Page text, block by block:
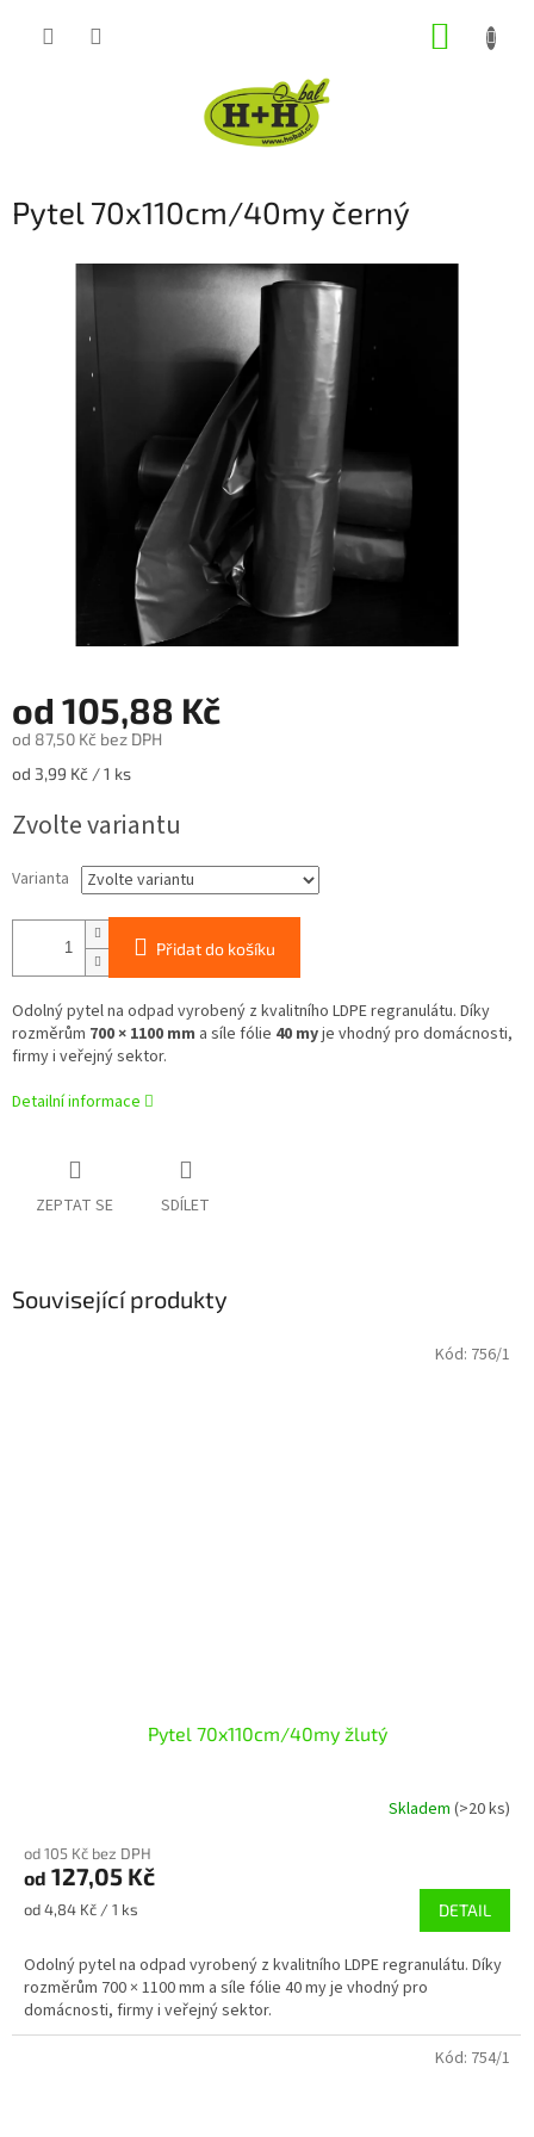
Pytel 70x110cm/40my černý
od 105,88 Kč
od 87,50 Kč bez DPH
Měrná
od 3,99 Kč / 1 ks
Zvolte variantu
Varianta
Přidat do košíku
Odolný pytel na odpad vyrobený z kvalitního LDPE regranulátu. Díky
rozměrům 700 × 1100 mm a síle fólie 40 myje vhodný pro domácnosti,
firmy i veřejný sektor.
Detailní informace
ZEPTAT SE SDÍLET
Související produkty
Pytel 70x110cm/40my žlutý
Skladem (>20 ks)
od 105 Kč bez DPH
od 127,05 Kč
Měrná
od 4,84 Kč / 1 ks DETAIL
Odolný pytel na odpad vyrobený z kvalitního LDPE regranulátu. Díky
rozměrům 700 × 1100 mm a síle fólie 40 my je vhodný pro
domácnosti, firmy i veřejný sektor.
Kód: 756/1
Kód: 754/1